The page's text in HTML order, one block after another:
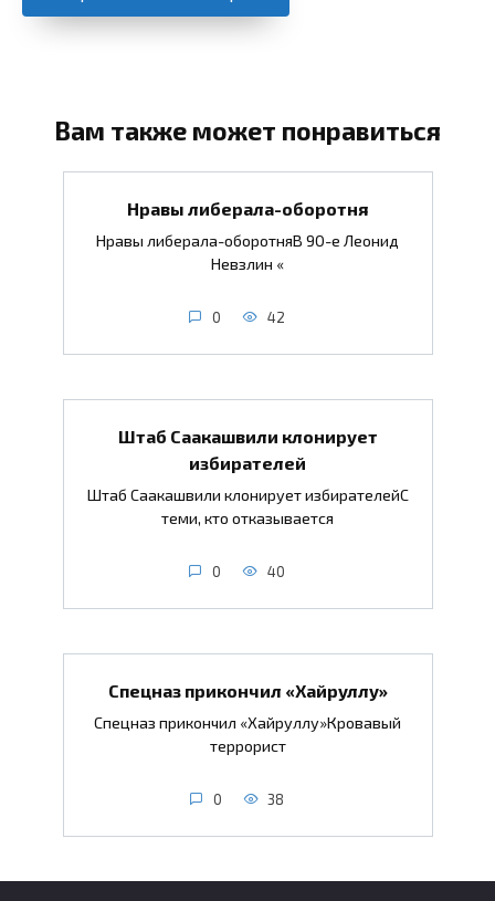
Вам также может понравиться
Нравы либерала-оборотня
Нравы либерала-оборотняВ 90-е Леонид
Невзлин «
0 42
Штаб Саакашвили клонирует
избирателей
Штаб Саакашвили клонирует избирателейС
теми, кто отказывается
0 40
Спецназ прикончил «Хайруллу»
Спецназ прикончил «Хайруллу»Кровавый
террорист
0 38